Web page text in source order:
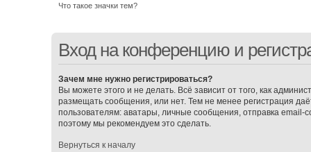
Что такое значки тем?
Вход на конференцию и
Зачем мне нужно регистрироваться?
Вы можете этого и не делать. Всё зависит от того, как
размещать сообщения, или нет. Тем не менее регистрация
пользователям: аватары, личные сообщения, отправка email-
поэтому мы рекомендуем это сделать.
Вернуться к началу